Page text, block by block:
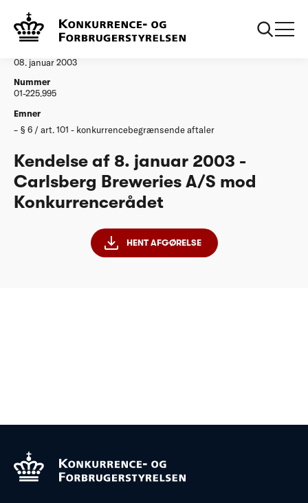
Afgørelser
08. januar 2003
Nummer
01-225.995
Emner
§ 6 / art. 101 - konkurrencebegrænsende aftaler
Kendelse af 8. januar 2003 -
Carlsberg Breweries A/S mod
Konkurrencerådet
HENT AFGØRELSE